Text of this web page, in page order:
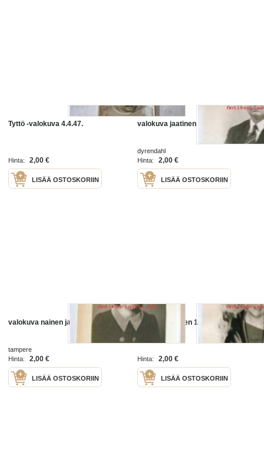
Tyttö -valokuva 4.4.47.
Hinta: 2,00 €
LISÄÄ OSTOSKORIIN
valokuva jaatinen 1949
dyrendahl
Hinta:
2,00 €
LISÄÄ OSTOSKORIIN
valokuva nainen jakaus
tampere
Hinta:
2,00 €
LISÄÄ OSTOSKORIIN
valokuva nainen 1961
Hinta: 2,00 €
LISÄÄ OSTOSKORIIN